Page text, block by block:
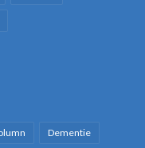
Dementie